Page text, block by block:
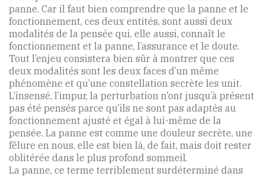
panne. Car il faut bien comprendre que la panne et le
fonctionnement, ces deux entités, sont aussi deux
modalités de la pensée qui, elle aussi, connaît le
fonctionnement et la panne, l’assurance et le doute.
Tout l’enjeu consistera bien sûr à montrer que ces
deux modalités sont les deux faces d’un même
phénomène et qu’une constellation secrète les unit.
L’insensé, l’impur, la perturbation n’ont jusqu’à présent
pas été pensés parce qu’ils ne sont pas adaptés au
fonctionnement ajusté et égal à lui-même de la
pensée. La panne est comme une douleur secrète, une
fêlure en nous, elle est bien là, de fait, mais doit rester
oblitérée dans le plus profond sommeil.
La panne, ce terme terriblement surdéterminé dans